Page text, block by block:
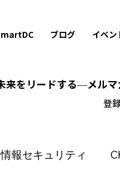
ブログ イベン
来をリードする—メルマ
登
情報セキュリティ